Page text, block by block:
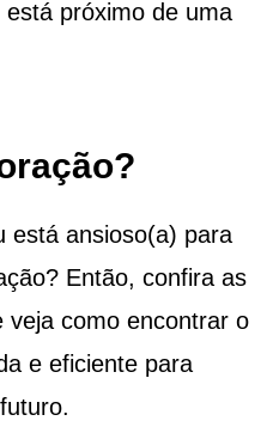
próximo de uma
está ansioso(a) para
Então, confira as
veja como encontrar o
e eficiente para